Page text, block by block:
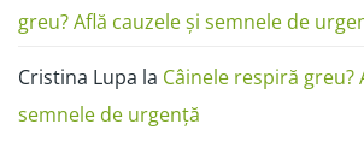
greu? Află cauzele și semnele de
Cristina Lupa la Câinele respiră greu?
semnele de urgență